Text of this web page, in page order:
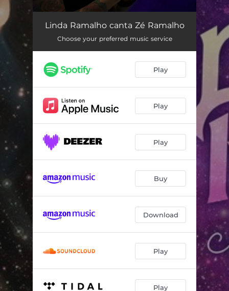
Galope Razante 03:52
Chão de Giz 03:45
Pepitas de Fogo 02:58
Vila do Sossego 03:02
Garoto de Aluguel 03:11
Eternas Ondas
A Dança das Borboletas 03:20
04:46
Linda Ramalho canta Zé Ramalho
Choose your preferred music service
Play
Play
Play
Buy
Download
Play
Play